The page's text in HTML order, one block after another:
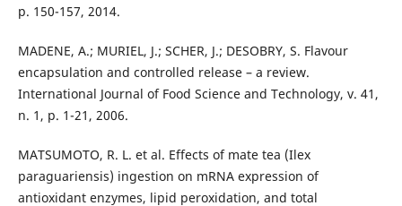
p. 150-157, 2014.
MADENE, A.; MURIEL, J.; SCHER, J.; DESOBRY, S. Flavour
encapsulation and controlled release – a review.
International Journal of Food Science and Technology, v. 41,
n. 1, p. 1-21, 2006.
MATSUMOTO, R. L. et al. Effects of mate tea (Ilex
paraguariensis) ingestion on mRNA expression of
antioxidant enzymes, lipid peroxidation, and total